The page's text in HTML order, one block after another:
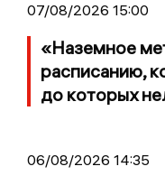
07/08/2026 15:00
«Наземное
расписанию,
до которых
06/08/2026 14:35